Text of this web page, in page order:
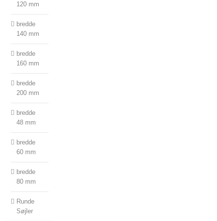
120 mm
bredde
140 mm
bredde
160 mm
bredde
200 mm
bredde
48 mm
bredde
60 mm
bredde
80 mm
Runde
Søjler